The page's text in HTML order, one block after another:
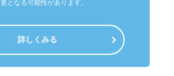
となる可能性があります。
詳しくみる